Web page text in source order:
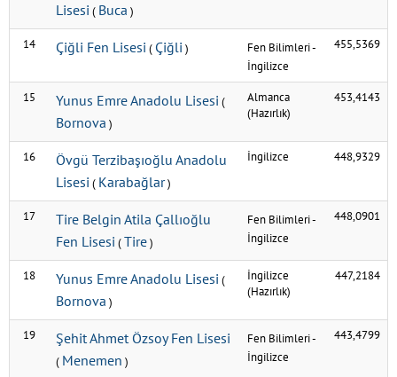
Lisesi ( Buca )
14 Çiğli Fen Lisesi ( Çiğli ) Fen Bilimleri-
İngilizce
455,5369
15 Yunus Emre Anadolu Lisesi (
Bornova )
Almanca
(Hazırlık)
453,4143
16
Övgü Terzibaşıoğlu Anadolu
Lisesi ( Karabağlar)
İngilizce 448,9329
17
Tire Belgin Atila Çallıoğlu
Fen Lisesi (Tire)
Fen Bilimleri-
İngilizce
448,0901
18 Yunus Emre Anadolu Lisesi (
Bornova )
İngilizce
(Hazırlık)
447,2184
19 Şehit Ahmet Özsoy Fen Lisesi
( Menemen )
Fen Bilimleri-
İngilizce
443,4799